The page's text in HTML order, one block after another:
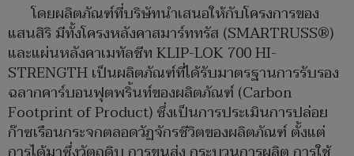
โดยผลิตภัณฑ์ที่บริษัทนำเสนอให้กับโครงการของ
แสนสิริ มีทั้งโครงหลังคาสมาร์ททรัส (SMARTRUSS®)
และแผ่นหลังคาเมทัลชีท KLIP-LOK 700 HI-
STRENGTH เป็นผลิตภัณฑ์ที่ได้รับมาตรฐานการรับรอง
ฉลากคาร์บอนฟุตพริ้นท์ของผลิตภัณฑ์ (Carbon
Footprint of Product) ซึ่งเป็นการประเมินการปล่อย
ก๊าซเรือนกระจกตลอดวัฏจักรชีวิตของผลิตภัณฑ์ ตั้งแต่